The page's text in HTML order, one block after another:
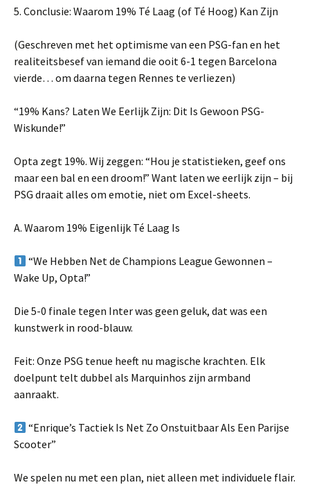
5. Conclusie: Waarom 19% Té Laag (of Té Hoog) Kan Zijn
(Geschreven met het optimisme van een PSG-fan en het
realiteitsbesef van iemand die ooit 6-1 tegen Barcelona
vierde… om daarna tegen Rennes te verliezen)
“19% Kans? Laten We Eerlijk Zijn: Dit Is Gewoon PSG-
Wiskunde!”
Opta zegt 19%. Wij zeggen: “Hou je statistieken, geef ons
maar een bal en een droom!” Want laten we eerlijk zijn – bij
PSG draait alles om emotie, niet om Excel-sheets.
A. Waarom 19% Eigenlijk Té Laag Is
“We Hebben Net de Champions League Gewonnen –
Wake Up, Opta!”
Die 5-0 finale tegen Inter was geen geluk, dat was een
kunstwerk in rood-blauw.
Feit: Onze PSG tenue heeft nu magische krachten. Elk
doelpunt telt dubbel als Marquinhos zijn armband
aanraakt.
“Enrique’s Tactiek Is Net Zo Onstuitbaar Als Een Parijse
Scooter”
We spelen nu met een plan, niet alleen met individuele flair.